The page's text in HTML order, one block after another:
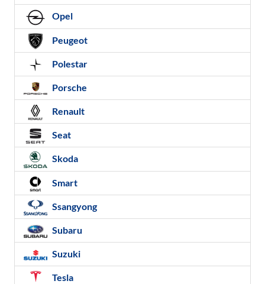
Opel
Peugeot
Polestar
Porsche
Renault
Seat
Skoda
Smart
Ssangyong
Subaru
Suzuki
Tesla